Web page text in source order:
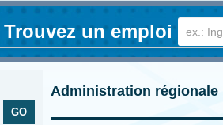
Trouvez un emploi
Administration régionale